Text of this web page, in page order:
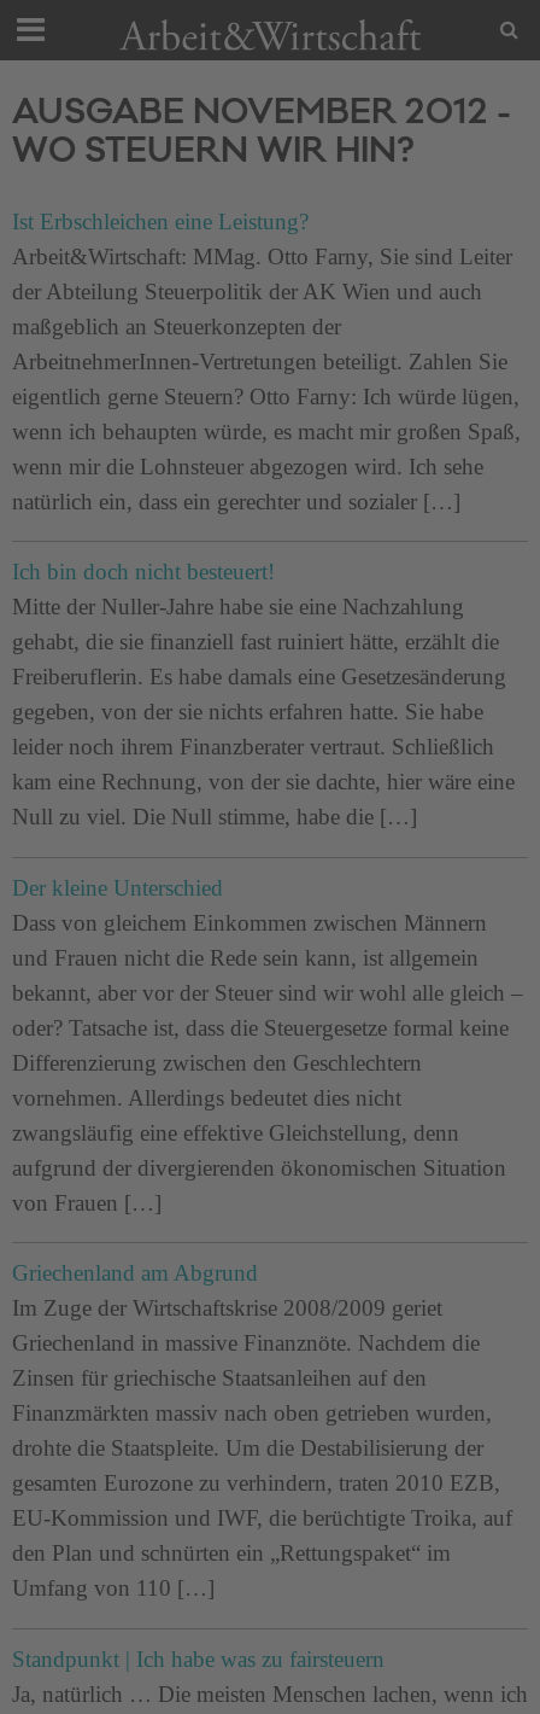
AUSGABE NOVEMBER 2012 -
WO STEUERN WIR HIN?
Ist Erbschleichen eine Leistung?
Arbeit&Wirtschaft: MMag. Otto Farny, Sie sind Leiter
der Abteilung Steuerpolitik der AK Wien und auch
maßgeblich an Steuerkonzepten der
ArbeitnehmerInnen-Vertretungen beteiligt. Zahlen Sie
eigentlich gerne Steuern? Otto Farny: Ich würde lügen,
wenn ich behaupten würde, es macht mir großen Spaß,
wenn mir die Lohnsteuer abgezogen wird. Ich sehe
natürlich ein, dass ein gerechter und sozialer […]
Ich bin doch nicht besteuert!
Mitte der Nuller-Jahre habe sie eine Nachzahlung
gehabt, die sie finanziell fast ruiniert hätte, erzählt die
Freiberuflerin. Es habe damals eine Gesetzesänderung
gegeben, von der sie nichts erfahren hatte. Sie habe
leider noch ihrem Finanzberater vertraut. Schließlich
kam eine Rechnung, von der sie dachte, hier wäre eine
Null zu viel. Die Null stimme, habe die […]
Der kleine Unterschied
Dass von gleichem Einkommen zwischen Männern
und Frauen nicht die Rede sein kann, ist allgemein
bekannt, aber vor der Steuer sind wir wohl alle gleich –
oder? Tatsache ist, dass die Steuergesetze formal keine
Differenzierung zwischen den Geschlechtern
vornehmen. Allerdings bedeutet dies nicht
zwangsläufig eine effektive Gleichstellung, denn
aufgrund der divergierenden ökonomischen Situation
von Frauen […]
Griechenland am Abgrund
Im Zuge der Wirtschaftskrise 2008/2009 geriet
Griechenland in massive Finanznöte. Nachdem die
Zinsen für griechische Staatsanleihen auf den
Finanzmärkten massiv nach oben getrieben wurden,
drohte die Staatspleite. Um die Destabilisierung der
gesamten Eurozone zu verhindern, traten 2010 EZB,
EU-Kommission und IWF, die berüchtigte Troika, auf
den Plan und schnürten ein „Rettungspaket“ im
Umfang von 110 […]
Standpunkt | Ich habe was zu fairsteuern
Ja, natürlich … Die meisten Menschen lachen, wenn ich